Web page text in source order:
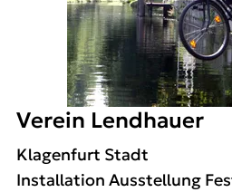
Verein Lendhauer
Klagenfurt Stadt
Installation Ausstellung